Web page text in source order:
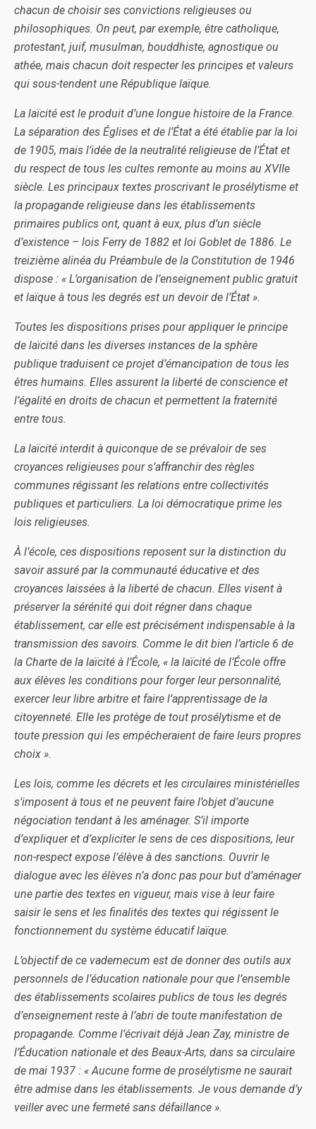
chacun de choisir ses convictions religieuses ou
philosophiques. On peut, par exemple, être catholique,
protestant, juif, musulman, bouddhiste, agnostique ou
athée, mais chacun doit respecter les principes et valeurs
qui sous-tendent une République laïque.
La laïcité est le produit d’une longue histoire de la France.
La séparation des Églises et de l’État a été établie par la loi
de 1905, mais l’idée de la neutralité religieuse de l’État et
du respect de tous les cultes remonte au moins au XVIIe
siècle. Les principaux textes proscrivant le prosélytisme et
la propagande religieuse dans les établissements
primaires publics ont, quant à eux, plus d’un siècle
d’existence – lois Ferry de 1882 et loi Goblet de 1886. Le
treizième alinéa du Préambule de la Constitution de 1946
dispose : « L’organisation de l’enseignement public gratuit
et laïque à tous les degrés est un devoir de l’État ».
Toutes les dispositions prises pour appliquer le principe
de laïcité dans les diverses instances de la sphère
publique traduisent ce projet d’émancipation de tous les
êtres humains. Elles assurent la liberté de conscience et
l’égalité en droits de chacun et permettent la fraternité
entre tous.
La laïcité interdit à quiconque de se prévaloir de ses
croyances religieuses pour s’affranchir des règles
communes régissant les relations entre collectivités
publiques et particuliers. La loi démocratique prime les
lois religieuses.
À l’école, ces dispositions reposent sur la distinction du
savoir assuré par la communauté éducative et des
croyances laissées à la liberté de chacun. Elles visent à
préserver la sérénité qui doit régner dans chaque
établissement, car elle est précisément indispensable à la
transmission des savoirs. Comme le dit bien l’article 6 de
la Charte de la laïcité à l’École, « la laïcité de l’École offre
aux élèves les conditions pour forger leur personnalité,
exercer leur libre arbitre et faire l’apprentissage de la
citoyenneté. Elle les protège de tout prosélytisme et de
toute pression qui les empêcheraient de faire leurs propres
choix ».
Les lois, comme les décrets et les circulaires ministérielles
s’imposent à tous et ne peuvent faire l’objet d’aucune
négociation tendant à les aménager. S’il importe
d’expliquer et d’expliciter le sens de ces dispositions, leur
non-respect expose l’élève à des sanctions. Ouvrir le
dialogue avec les élèves n’a donc pas pour but d’aménager
une partie des textes en vigueur, mais vise à leur faire
saisir le sens et les finalités des textes qui régissent le
fonctionnement du système éducatif laïque.
L’objectif de ce vademecum est de donner des outils aux
personnels de l’éducation nationale pour que l’ensemble
des établissements scolaires publics de tous les degrés
d’enseignement reste à l’abri de toute manifestation de
propagande. Comme l’écrivait déjà Jean Zay, ministre de
l’Éducation nationale et des Beaux-Arts, dans sa circulaire
de mai 1937 : « Aucune forme de prosélytisme ne saurait
être admise dans les établissements. Je vous demande d’y
veiller avec une fermeté sans défaillance ».